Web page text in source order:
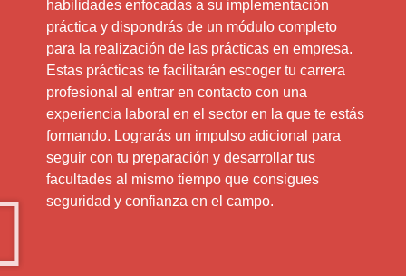
habilidades enfocadas a su implementación
práctica y dispondrás de un módulo completo
para la realización de las prácticas en empresa.
Estas prácticas te facilitarán escoger tu carrera
profesional al entrar en contacto con una
experiencia laboral en el sector en la que te estás
formando. Lograrás un impulso adicional para
seguir con tu preparación y desarrollar tus
facultades al mismo tiempo que consigues
seguridad y confianza en el campo.